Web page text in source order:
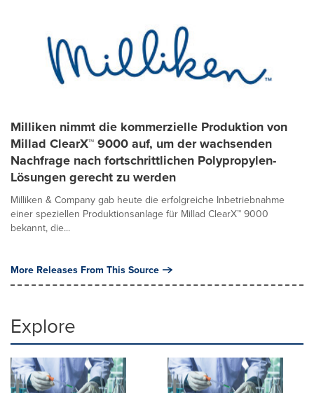
Milliken nimmt die kommerzielle Produktion von
Millad ClearX™ 9000 auf, um der wachsenden
Nachfrage nach fortschrittlichen Polypropylen-
Lösungen gerecht zu werden
Milliken & Company gab heute die erfolgreiche Inbetriebnahme
einer speziellen Produktionsanlage für Millad ClearX™ 9000
bekannt, die...
More Releases From This Source
Explore